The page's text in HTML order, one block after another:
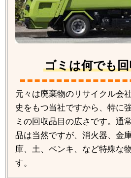
ゴミは何でも
元々は廃棄物のリサイクル会
史をもつ当社ですから、特に
ミの回収品目の広さです。通
品は当然ですが、消火器、金
庫、土、ペンキ、など特殊な
す。